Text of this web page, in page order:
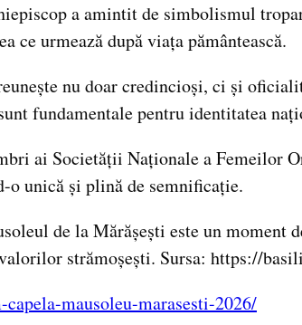
a amintit de simbolismul
ce urmează după viața pământească.
nu doar credincioși, ci și
fundamentale pentru identitatea
ai Societății Naționale a Femeilor
o unică și plină de semnificație.
de la Mărășești este un moment
strămoșești. Sursa: https://
mausoleu-marasesti-2026/